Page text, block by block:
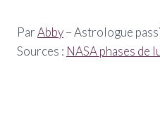
ParAbby– Astrologue
Sources : NASA phases de